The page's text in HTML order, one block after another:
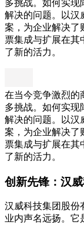
多挑战。如何实现
解决的问题。以汉
案，为企业解决了
票集成与扩展在其
了新的活力。
在当今竞争激烈的
多挑战。如何实现
解决的问题。以汉
案，为企业解决了
票集成与扩展在其
了新的活力。
创新先锋：汉
汉威科技集团股份
业内声名远扬。它